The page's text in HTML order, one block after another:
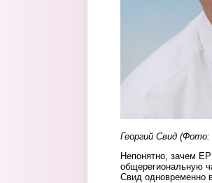
Георгий Свид (Фото:
Непонятно, зачем
общерегиональную
Свид одновременно